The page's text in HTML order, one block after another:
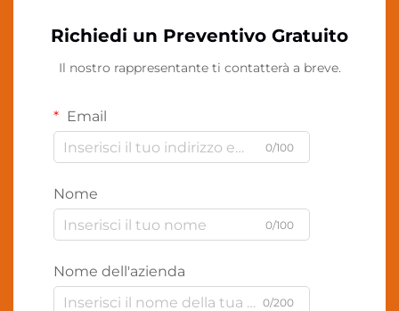
Richiedi un Preventivo Gratuito
Il nostro rappresentante ti contatterà a breve.
Email
0/100
Nome
0/100
Nome dell'azienda
0/200